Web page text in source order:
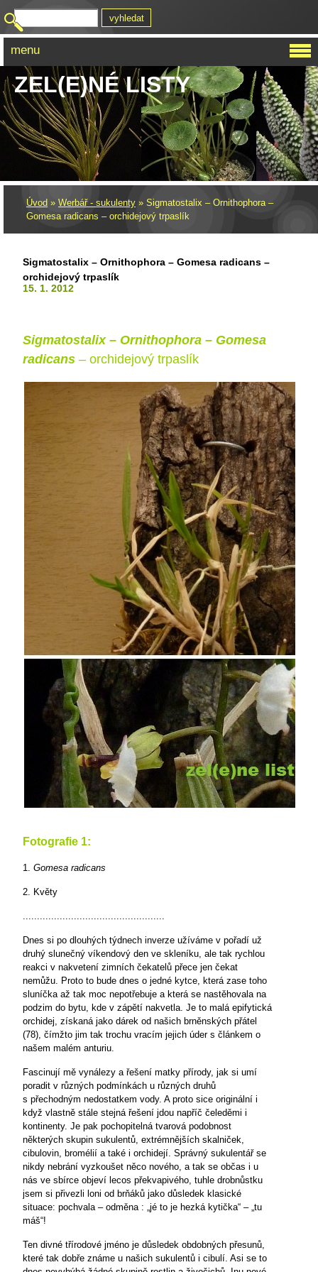
ZEL(E)NÉ LISTY
Úvod » Werbář - sukulenty » Sigmatostalix – Ornithophora –
Gomesa radicans – orchidejový trpaslík
Sigmatostalix – Ornithophora – Gomesa radicans –
orchidejový trpaslík
15. 1. 2012
Sigmatostalix – Ornithophora – Gomesa
radicans – orchidejový trpaslík
Fotografie 1:
1. Gomesa radicans
2. Květy
..................................................
Dnes si po dlouhých týdnech inverze užíváme v pořadí už
druhý slunečný víkendový den ve skleníku, ale tak rychlou
reakci v nakvetení zimních čekatelů přece jen čekat
nemůžu. Proto to bude dnes o jedné kytce, která zase toho
sluníčka až tak moc nepotřebuje a která se nastěhovala na
podzim do bytu, kde v zápětí nakvetla. Je to malá epifytická
orchidej, získaná jako dárek od našich brněnských přátel
(78), čímžto jim tak trochu vracím jejich úder s článkem o
našem malém anturiu.
Fascinují mě vynálezy a řešení matky přírody, jak si umí
poradit v různých podmínkách u různých druhů
s přechodným nedostatkem vody. A proto sice originální i
když vlastně stále stejná řešení jdou napříč čeleděmi i
kontinenty. Je pak pochopitelná tvarová podobnost
některých skupin sukulentů, extrémnějších skalniček,
cibulovin, bromélií a také i orchidejí. Správný sukulentář se
nikdy nebrání vyzkoušet něco nového, a tak se občas i u
nás ve sbírce objeví lecos překvapivého, tuhle drobnůstku
jsem si přivezli loni od brňáků jako důsledek klasické
situace: pochvala – odměna : „jé to je hezká kytička“ – „tu
máš“!
Ten divné třírodové jméno je důsledek obdobných přesunů,
které tak dobře známe u našich sukulentů i cibulí. Asi se to
menu